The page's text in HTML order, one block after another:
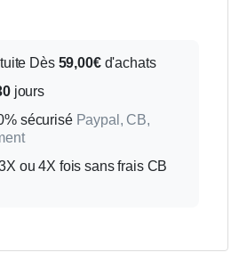
Dès 59,00€d'achats
jours
sécurisé Paypal, CB,
ou 4X fois sans frais CB